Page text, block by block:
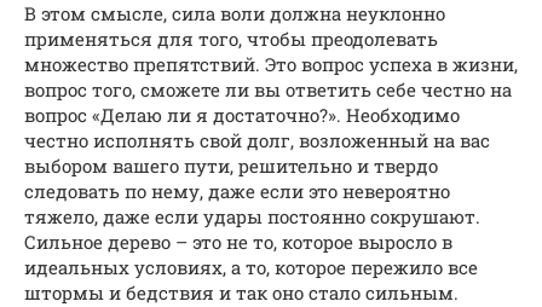
В этом смысле, сила воли должна неуклонно
применяться для того, чтобы преодолевать
множество препятствий. Это вопрос успеха в жизни,
вопрос того, сможете ли вы ответить себе честно на
вопрос «Делаю ли я достаточно?». Необходимо
честно исполнять свой долг, возложенный на вас
выбором вашего пути, решительно и твердо
следовать по нему, даже если это невероятно
тяжело, даже если удары постоянно сокрушают.
Сильное дерево – это не то, которое выросло в
идеальных условиях, а то, которое пережило все
штормы и бедствия и так оно стало сильным.